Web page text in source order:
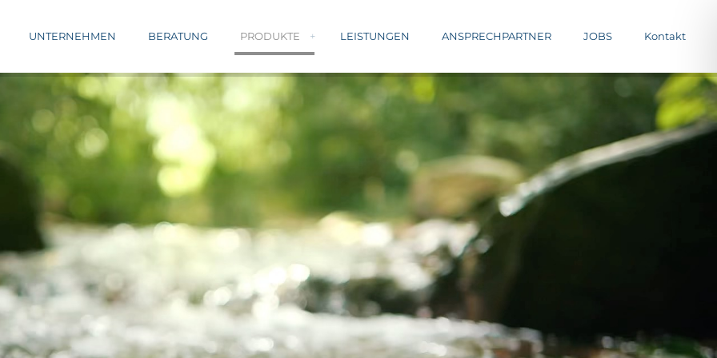
UNTERNEHMEN BERATUNG PRODUKTE LEISTUNGEN ANSPRECHPARTNER JOBS Kontakt